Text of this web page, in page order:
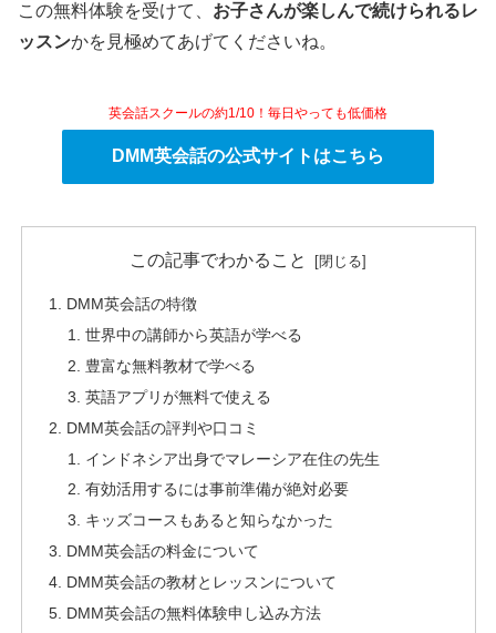
この無料体験を受けて、 お子さんが楽しんで続けられるレ
ッスンかを見極めてあげてくださいね。
英会話スクールの約1/10！毎日やっても低価格
DMM英会話の公式サイトはこちら
この記事でわかること
DMM英会話の特徴
世界中の講師から英語が学べる
豊富な無料教材で学べる
英語アプリが無料で使える
DMM英会話の評判や口コミ
インドネシア出身でマレーシア在住の先生
有効活用するには事前準備が絶対必要
キッズコースもあると知らなかった
DMM英会話の料金について
DMM英会話の教材とレッスンについて
DMM英会話の無料体験申し込み方法